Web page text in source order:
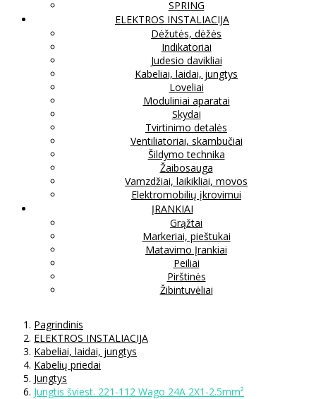
SPRING
ELEKTROS INSTALIACIJA
Dėžutės, dėžės
Indikatoriai
Judesio davikliai
Kabeliai, laidai, jungtys
Loveliai
Moduliniai aparatai
Skydai
Tvirtinimo detalės
Ventiliatoriai, skambučiai
Šildymo technika
Žaibosauga
Vamzdžiai, laikikliai, movos
Elektromobilių įkrovimui
ĮRANKIAI
Grąžtai
Markeriai, pieštukai
Matavimo Įrankiai
Peiliai
Pirštinės
Žibintuvėliai
Pagrindinis
ELEKTROS INSTALIACIJA
Kabeliai, laidai, jungtys
Kabelių priedai
Jungtys
Jungtis šviest. 221-112 Wago 24A 2X1-2.5mm²